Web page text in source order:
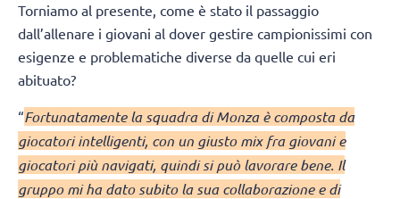
Torniamo al presente, come è stato il passaggio
dall’allenare i giovani al dover gestire campionissimi con
esigenze e problematiche diverse da quelle cui eri
abituato?
“Fortunatamente la squadra di Monza è composta da
giocatori intelligenti, con un giusto mix fra giovani e
giocatori più navigati, quindi si può lavorare bene. Il
gruppo mi ha dato subito la sua collaborazione e di